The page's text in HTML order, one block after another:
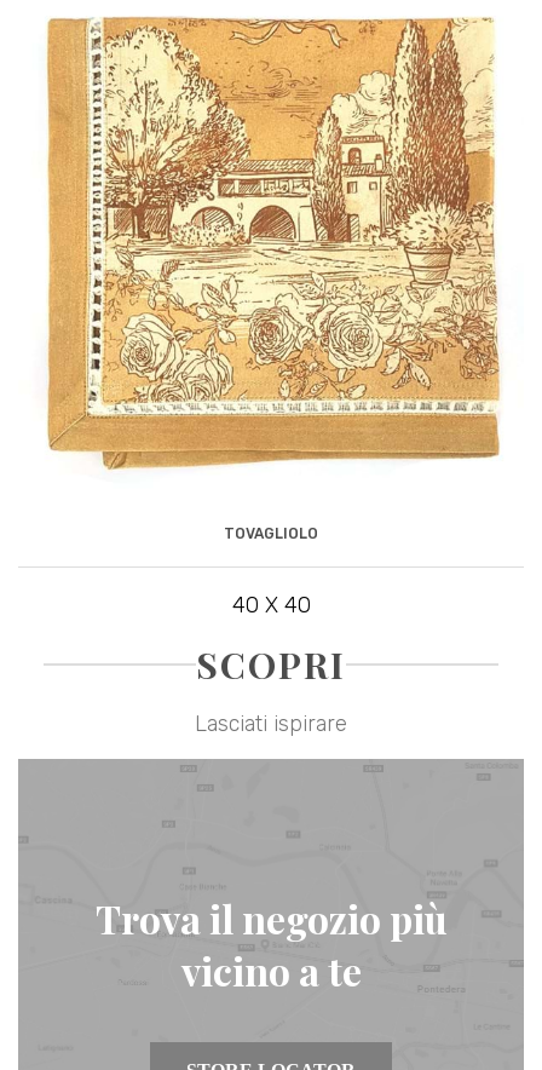
TOVAGLIOLO
40 X 40
SCOPRI
Lasciati ispirare
Trova il negozio più
vicino a te